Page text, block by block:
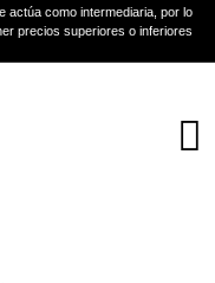
actúa como intermediaria, por lo
precios superiores o inferiores